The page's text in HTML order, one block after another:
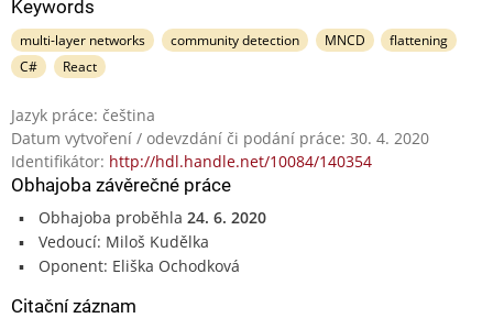
Keywords
multi-layer networks community detection MNCD
flattening
C#
React
Jazyk práce: čeština
Datum vytvoření / odevzdání či podání práce: 30. 4. 2020
Identifikátor: http://hdl.handle.net/10084/140354
Obhajoba závěrečné práce
Obhajoba proběhla 24. 6. 2020
Vedoucí: Miloš Kudělka
Oponent: Eliška Ochodková
Citační záznam